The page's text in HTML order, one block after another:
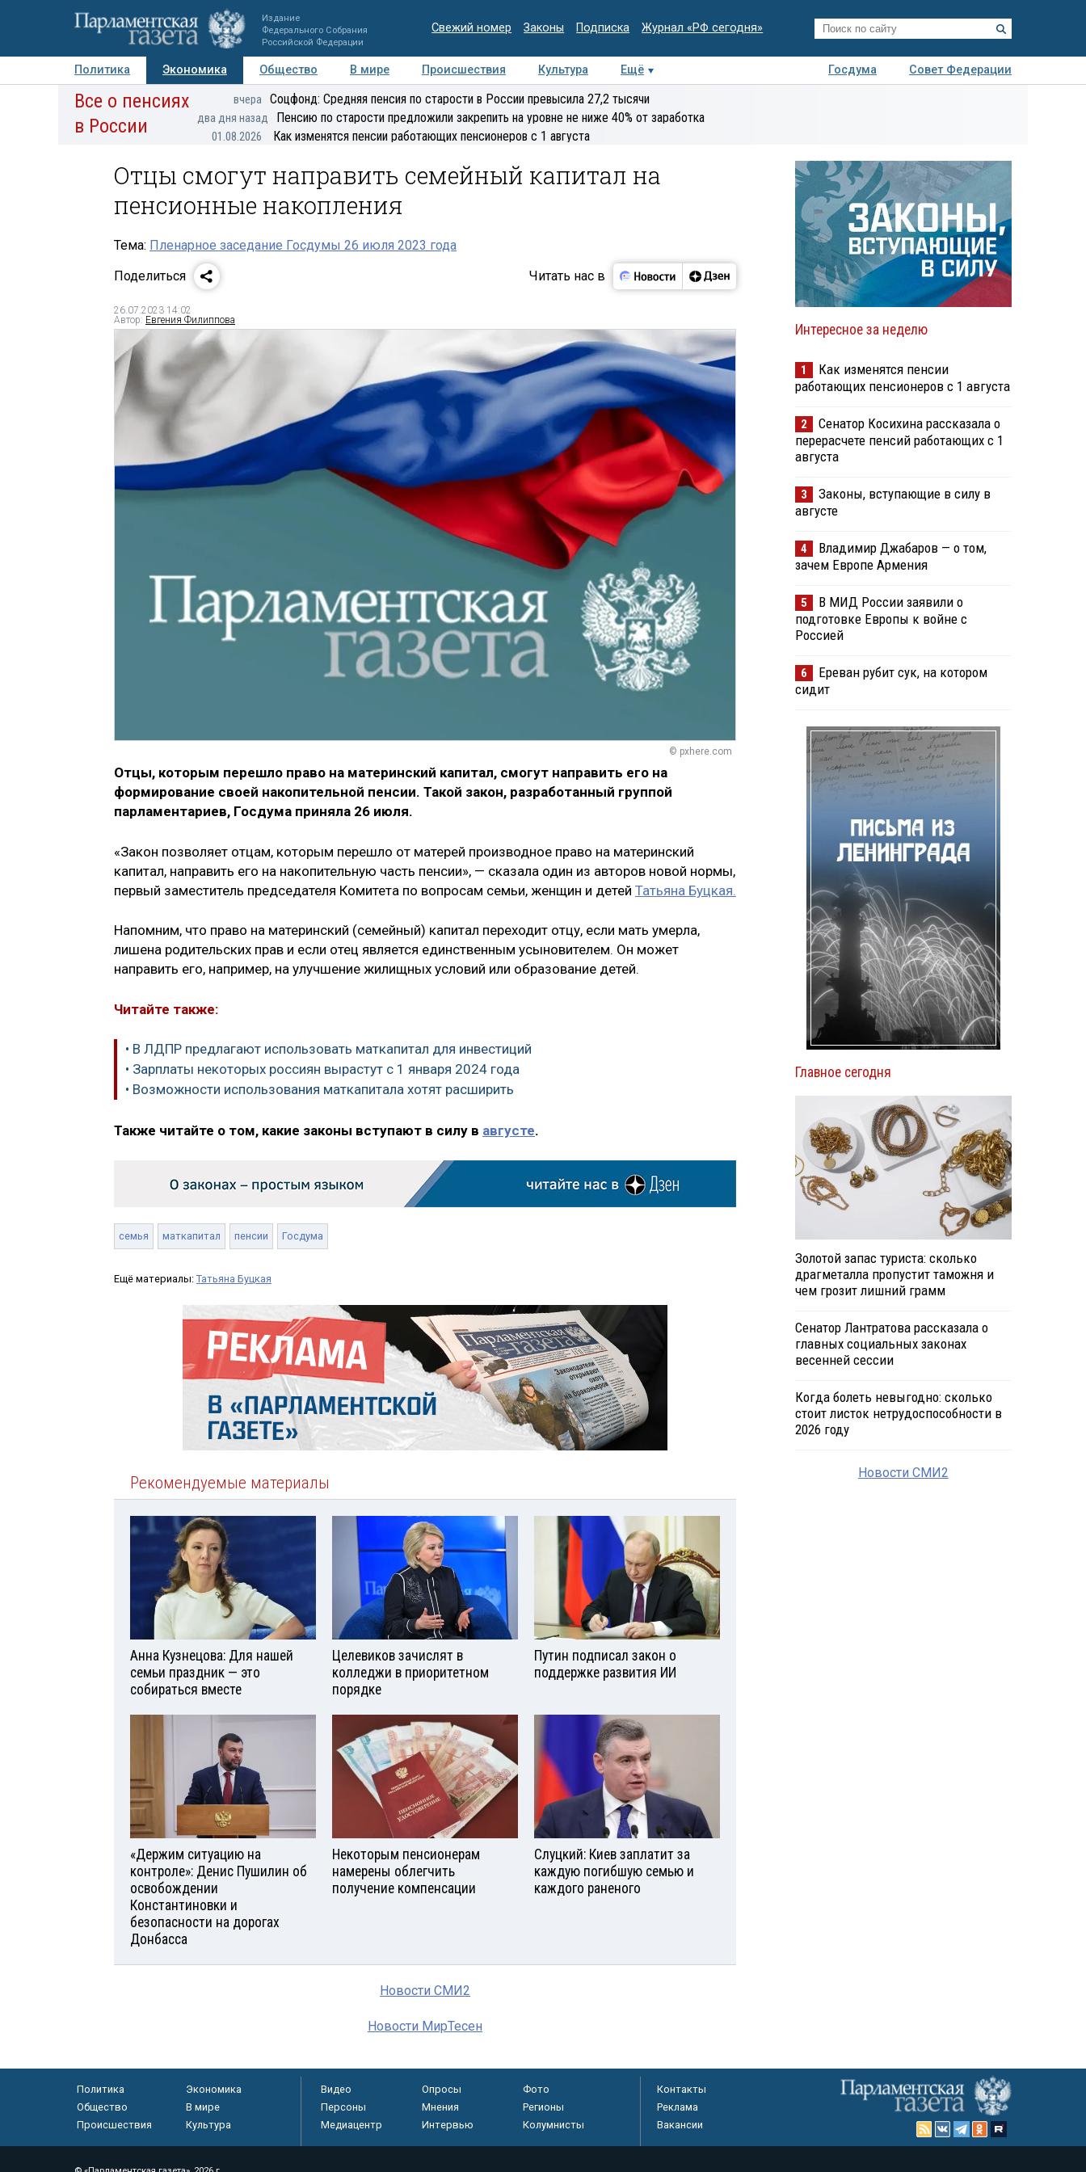
Издание
Федерального Собрания
Российской Федерации
Свежий номер Законы Подписка Журнал «РФ сегодня»
Политика Экономика Общество В мире Происшествия Культура Ещё Госдума
Совет Федерации
Авторы Персоны Мнения Регионы Медиацентр Интервью Колумнисты
экспертиза
Все о пенсиях
в России
вчера Соцфонд: Средняя пенсия по старости в России превысила 27,2 тысячи
два дня назад Пенсию по старости предложили закрепить на уровне не ниже 40% от заработка
01.08.2026 Как изменятся пенсии работающих пенсионеров с 1 августа
Отцы смогут направить семейный капитал на
пенсионные накопления
Тема: Пленарное заседание Госдумы 26 июля 2023 года
Поделиться
Читать нас в
26.07.2023 14:02
Автор: Евгения Филиппова
© pxhere.com
Отцы, которым перешло право на материнский капитал, смогут направить его на
формирование своей накопительной пенсии. Такой закон, разработанный группой
парламентариев, Госдума приняла 26 июля.
«Закон позволяет отцам, которым перешло от матерей производное право на материнский
капитал, направить его на накопительную часть пенсии», — сказала один из авторов новой нормы,
первый заместитель председателя Комитета по вопросам семьи, женщин и детей Татьяна Буцкая.
Напомним, что право на материнский (семейный) капитал переходит отцу, если мать умерла,
лишена родительских прав и если отец является единственным усыновителем. Он может
направить его, например, на улучшение жилищных условий или образование детей.
Читайте также:
• В ЛДПР предлагают использовать маткапитал для инвестиций
• Зарплаты некоторых россиян вырастут с 1 января 2024 года
• Возможности использования маткапитала хотят расширить
Также читайте о том, какие законы вступают в силу в августе.
семья маткапитал пенсии Госдума
Ещё материалы: Татьяна Буцкая
Рекомендуемые материалы
Анна Кузнецова: Для нашей
семьи праздник — это
собираться вместе
Целевиков зачислят в
колледжи в приоритетном
порядке
Путин подписал закон о
поддержке развития ИИ
«Держим ситуацию на
контроле»: Денис Пушилин об
освобождении
Константиновки и
безопасности на дорогах
Донбасса
Некоторым пенсионерам
намерены облегчить
получение компенсации
Слуцкий: Киев заплатит за
каждую погибшую семью и
каждого раненого
Новости СМИ2
Новости МирТесен
Интересное за неделю
1
Как изменятся пенсии
работающих пенсионеров с 1 августа
2
Сенатор Косихина рассказала о
перерасчете пенсий работающих с 1
августа
3
Законы, вступающие в силу в
августе
4
Владимир Джабаров — о том,
зачем Европе Армения
5
В МИД России заявили о
подготовке Европы к войне с
Россией
6
Ереван рубит сук, на котором
сидит
Главное сегодня
Золотой запас туриста: сколько
драгметалла пропустит таможня и
чем грозит лишний грамм
Сенатор Лантратова рассказала о
главных социальных законах
весенней сессии
Когда болеть невыгодно: сколько
стоит листок нетрудоспособности в
2026 году
Новости СМИ2
Политика
Экономика
Общество
В мире
Происшествия
Культура
Видео Опросы
Фото
Персоны
Мнения
Регионы
Медиацентр
Интервью Колумнисты
Контакты
Реклама
Вакансии